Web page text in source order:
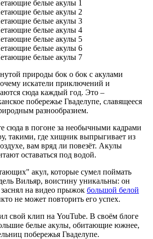
природы бок о бок с акулами
искатели приключений и
сюда каждый год. Это –
побережье Гваделупе, славящееся
разнообразием.
сюда в погоне за необычными кадрами
такими, где хищник выпрыгивает из
вам вряд ли повезёт. Акулы
оставаться под водой.
акул, которые сумел поймать
Вильяр, воистину уникальны: он
на видео прыжок большой белой
не может повторить его успех.
свой клип на YouTube. В своём блоге
белые акулы, обитающие южнее,
побережья Гваделупе.